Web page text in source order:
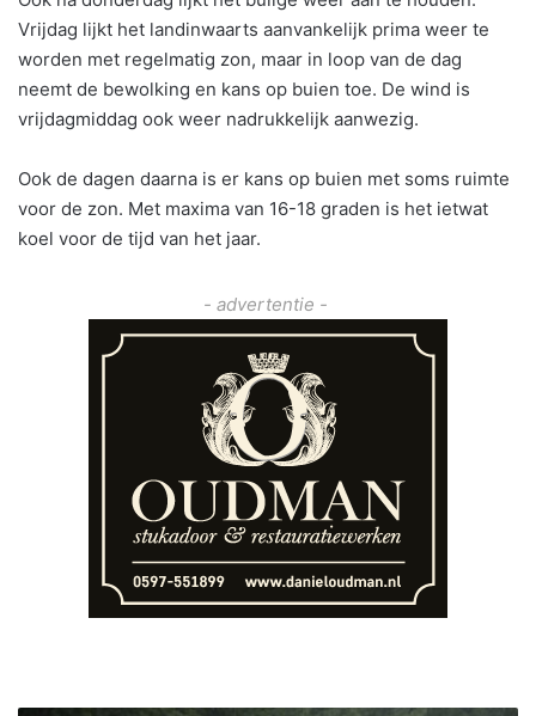
Vrijdag lijkt het landinwaarts aanvankelijk prima weer te
worden met regelmatig zon, maar in loop van de dag
neemt de bewolking en kans op buien toe. De wind is
vrijdagmiddag ook weer nadrukkelijk aanwezig.
Ook de dagen daarna is er kans op buien met soms ruimte
voor de zon. Met maxima van 16-18 graden is het ietwat
koel voor de tijd van het jaar.
- advertentie -